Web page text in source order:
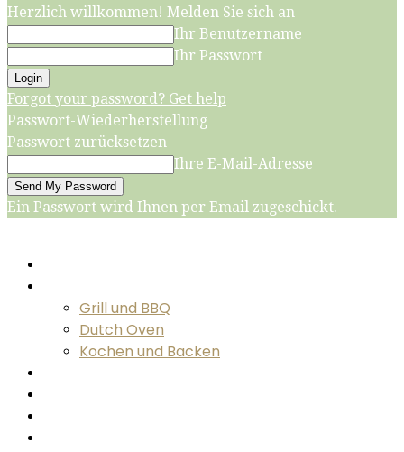
Herzlich willkommen! Melden Sie sich an
Ihr Benutzername
Ihr Passwort
Forgot your password? Get help
Passwort-Wiederherstellung
Passwort zurücksetzen
Ihre E-Mail-Adresse
Ein Passwort wird Ihnen per Email zugeschickt.
Grill und BBQ
Dutch Oven
Kochen und Backen